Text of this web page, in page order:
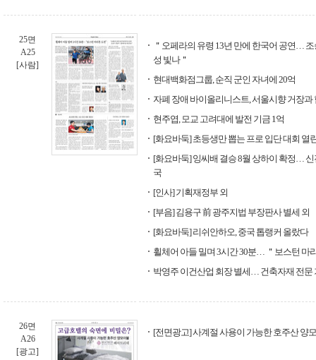
25면
A25
[사람]
＂오페라의 유령 13년 만에 한국어 공연…
성 빛나＂
현대백화점그룹, 순직 군인 자녀에 20억
자폐 장애 바이올리니스트, 서울시향 거장과
현주엽, 모교 고려대에 발전 기금 1억
[화요바둑] 초등생만 뽑는 프로 입단 대회 열
[화요바둑] 잉씨배 결승 8월 상하이 확정… 신
국
[인사] 기획재정부 외
[부음] 김용구 前 광주지법 부장판사 별세 외
[화요바둑] 리쉬안하오, 중국 톱랭커 올랐다
휠체어 아들 밀며 3시간 30분… ＂보스턴 마
박영주 이건산업 회장 별세… 건축자재 전문
26면
A26
[광고]
[전면광고] 사계절 사용이 가능한 호주산 양